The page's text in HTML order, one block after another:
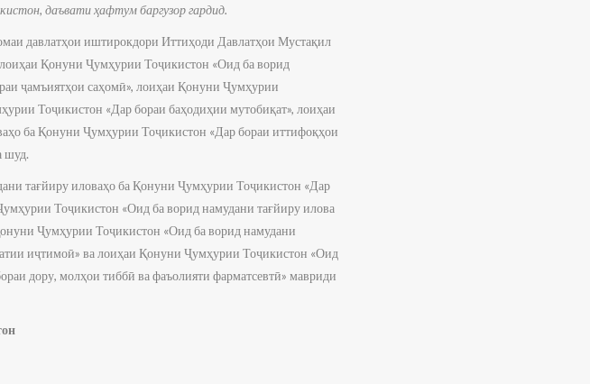
даъвати ҳафтум баргузор гардид.
давлатҳои иштирокдори Иттиҳоди Давлатҳои Мустақил
Қонуни Ҷумҳурии Тоҷикистон «Оид ба ворид
ҷамъиятҳои саҳомӣ», лоиҳаи Қонуни Ҷумҳурии
Тоҷикистон «Дар бораи баҳодиҳии мутобиқат», лоиҳаи
ба Қонуни Ҷумҳурии Тоҷикистон «Дар бораи иттифоқҳои
шуд.
тағйиру иловаҳо ба Қонуни Ҷумҳурии Тоҷикистон «Дар
Тоҷикистон «Оид ба ворид намудани тағйиру илова
Ҷумҳурии Тоҷикистон «Оид ба ворид намудани
иҷтимоӣ» ва лоиҳаи Қонуни Ҷумҳурии Тоҷикистон «Оид
дору, молҳои тиббӣ ва фаъолияти фарматсевтӣ» мавриди